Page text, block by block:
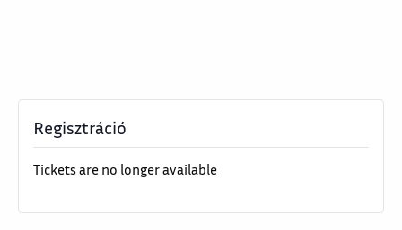
Regisztráció
Tickets are no longer available